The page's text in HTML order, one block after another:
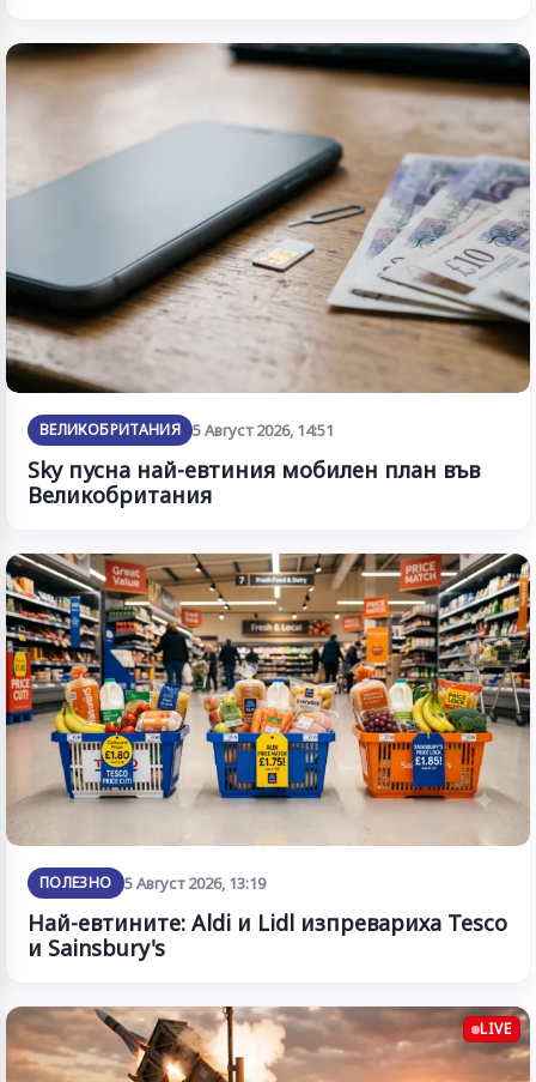
ВЕЛИКОБРИТАНИЯ 5 Август 2026, 14:51
Sky пусна най-евтиния мобилен план във
Великобритания
ПОЛЕЗНО 5 Август 2026, 13:19
Най-евтините: Aldi и Lidl изпревариха Tesco
и Sainsbury's
LIVE